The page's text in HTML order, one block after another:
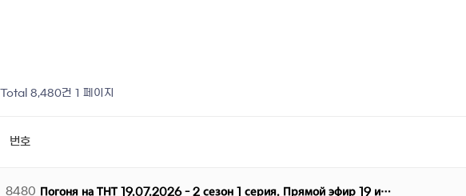
Total 8,480건 1 페이지
번호
8480 Погоня на ТНТ 19.07.2026 - 2 сезон 1 серия. Прямой эфир 19 и…